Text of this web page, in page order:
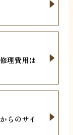
理費用は
らのサイ